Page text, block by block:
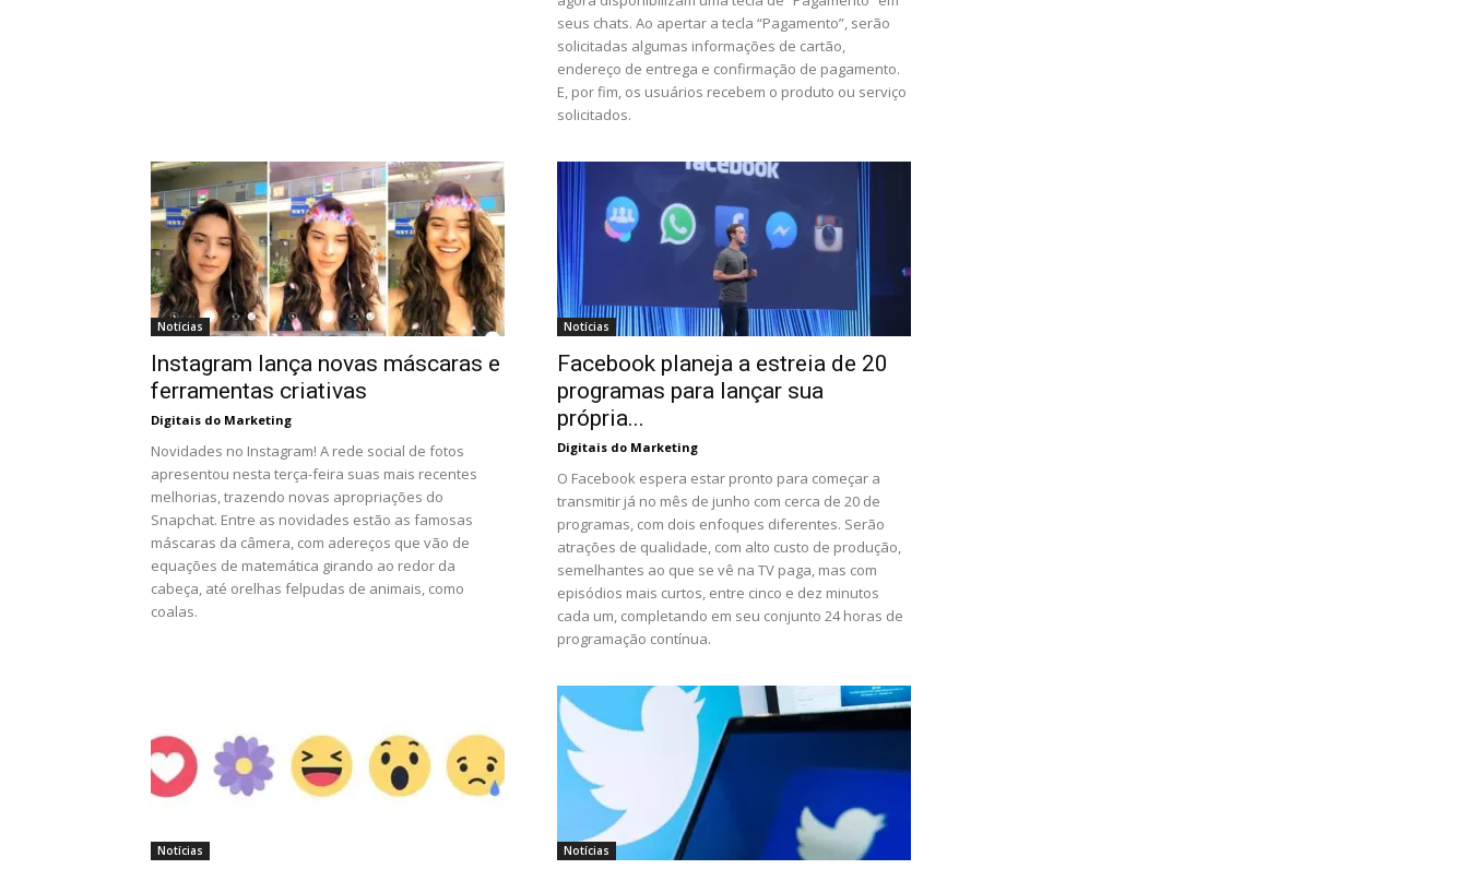
seus chats. Ao apertar a tecla “Pagamento”, serão
solicitadas algumas informações de cartão,
endereço de entrega e confirmação de pagamento.
E, por fim, os usuários recebem o produto ou serviço
solicitados.
Notícias
Instagram lança novas máscaras e
ferramentas criativas
Digitais do Marketing
Novidades no Instagram! A rede social de fotos
apresentou nesta terça-feira suas mais recentes
melhorias, trazendo novas apropriações do
Snapchat. Entre as novidades estão as famosas
máscaras da câmera, com adereços que vão de
equações de matemática girando ao redor da
cabeça, até orelhas felpudas de animais, como
coalas.
Notícias
Facebook planeja a estreia de 20
programas para lançar sua
própria...
Digitais do Marketing
O Facebook espera estar pronto para começar a
transmitir já no mês de junho com cerca de 20 de
programas, com dois enfoques diferentes. Serão
atrações de qualidade, com alto custo de produção,
semelhantes ao que se vê na TV paga, mas com
episódios mais curtos, entre cinco e dez minutos
cada um, completando em seu conjunto 24 horas de
programação contínua.
Notícias Notícias